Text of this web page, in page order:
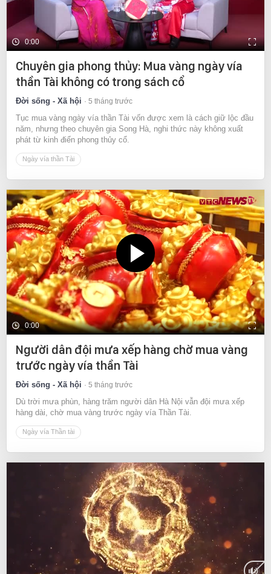
0:00
Chuyên gia phong thủy: Mua vàng ngày vía
thần Tài không có trong sách cổ
Đời sống - Xã hội 5 tháng trước
Tục mua vàng ngày vía thần Tài vốn được xem là cách giữ lộc đầu
năm, nhưng theo chuyên gia Song Hà, nghi thức này không xuất
phát từ kinh điển phong thủy cổ.
Ngày vía thần Tài
0:00
Người dân đội mưa xếp hàng chờ mua vàng
trước ngày vía thần Tài
Đời sống - Xã hội 5 tháng trước
Dù trời mưa phùn, hàng trăm người dân Hà Nội vẫn đội mưa xếp
hàng dài, chờ mua vàng trước ngày vía Thần Tài.
Ngày vía Thần tài